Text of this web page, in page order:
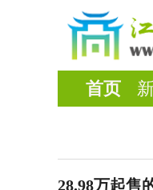
首页
28.98万起售